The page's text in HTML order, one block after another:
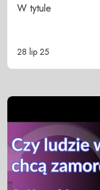
W tytule
28 lip 25